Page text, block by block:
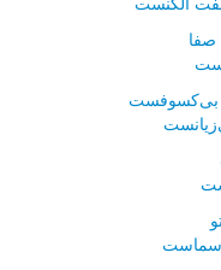
صفا
بی‌كسوفست
سماست